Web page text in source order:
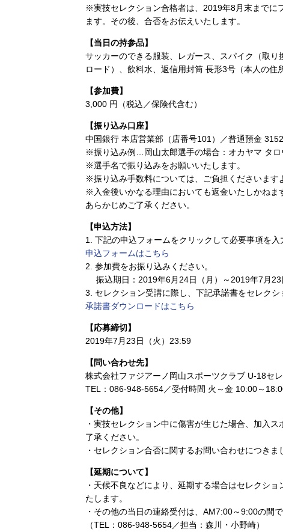
※実技セレクション合格者は、2019年8月末までに
ます。その後、合否をお伝えいたします。
【当日の持参品】
サッカーのできる服装、レガース、スパイク（取
ロード）、飲料水、返信用封筒 長形3号（本人の住
【参加費】
3,000 円（税込／保険代含む）
【振り込み口座】
中国銀行 本店営業部（店番号101）／普通預金
※振り込み例…岡山太郎選手の場合：オカヤマ タロ
※選手名で振り込みをお願いいたします。
※振り込み手数料については、ご負担くださいます
※入金後いかなる理由においても返金いたしかねま
あらかじめご了承ください。
【申込方法】
1. 下記の申込フォームをクリックして必要事項を入
申込フォームはこちら
2. 参加費をお振り込みください。
振込期日：2019年6月24日（月）～2019年7月23
3. セレクション受講に際し、下記承諾書をセレクシ
承諾書ダウンロードはこちら
【応募締切】
2019年7月23日（火）23:59
【問い合わせ先】
株式会社ファジアーノ岡山スポーツクラブ U-18セ
TEL：086-948-5654／受付時間 火～金 10:00～
【その他】
・実技セレクション中に傷害が生じた場合、加入
了承ください。
・セレクション合否に関するお問い合わせにつき
【延期について】
・天候不良などにより、延期する場合はセレクシ
たします。
・その他の当日の連絡受付は、AM7:00～9:00の間
（TEL：086-948-5654／担当：森川・小野崎）